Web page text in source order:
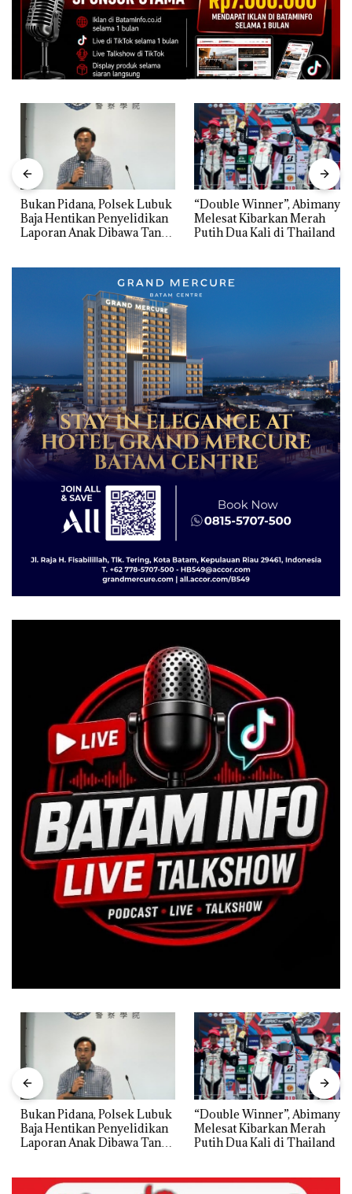
Bukan Pidana, Polsek Lubuk
Baja Hentikan Penyelidikan
Laporan Anak Dibawa Tanpa
“Double Winner”, Abimanyu
Melesat Kibarkan Merah
Putih Dua Kali di Thailand
Bukan Pidana, Polsek Lubuk
Baja Hentikan Penyelidikan
Laporan Anak Dibawa Tanpa
“Double Winner”, Abimanyu
Melesat Kibarkan Merah
Putih Dua Kali di Thailand